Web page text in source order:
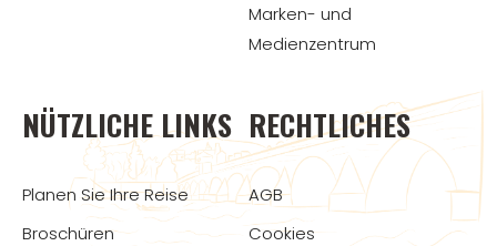
Marken- und
Medienzentrum
NÜTZLICHE LINKS
Planen Sie Ihre Reise
Broschüren
RECHTLICHES
AGB
Cookies